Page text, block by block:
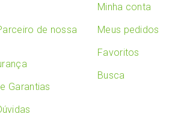
de nossa
Garantias
Minha conta
Meus pedidos
Favoritos
Busca